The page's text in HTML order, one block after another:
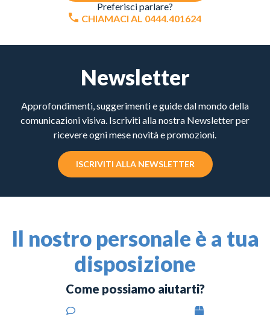
Preferisci parlare?
CHIAMACI AL 0444.401624
Newsletter
Approfondimenti, suggerimenti e guide dal mondo della
comunicazioni visiva. Iscriviti alla nostra Newsletter per
ricevere ogni mese novità e promozioni.
ISCRIVITI ALLA NEWSLETTER
Il nostro personale è a tua
disposizione
Come possiamo aiutarti?